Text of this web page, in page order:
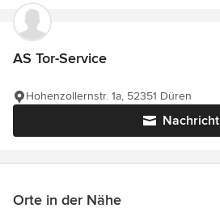
AS Tor-Service
Nachricht
Hohenzollernstr. 1a, 52351 Düren
Orte in der Nähe